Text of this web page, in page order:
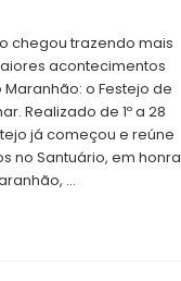
chegou trazendo mais
acontecimentos
o Festejo de
Realizado de 1º a 28
já começou e reúne
no Santuário, em honra
…